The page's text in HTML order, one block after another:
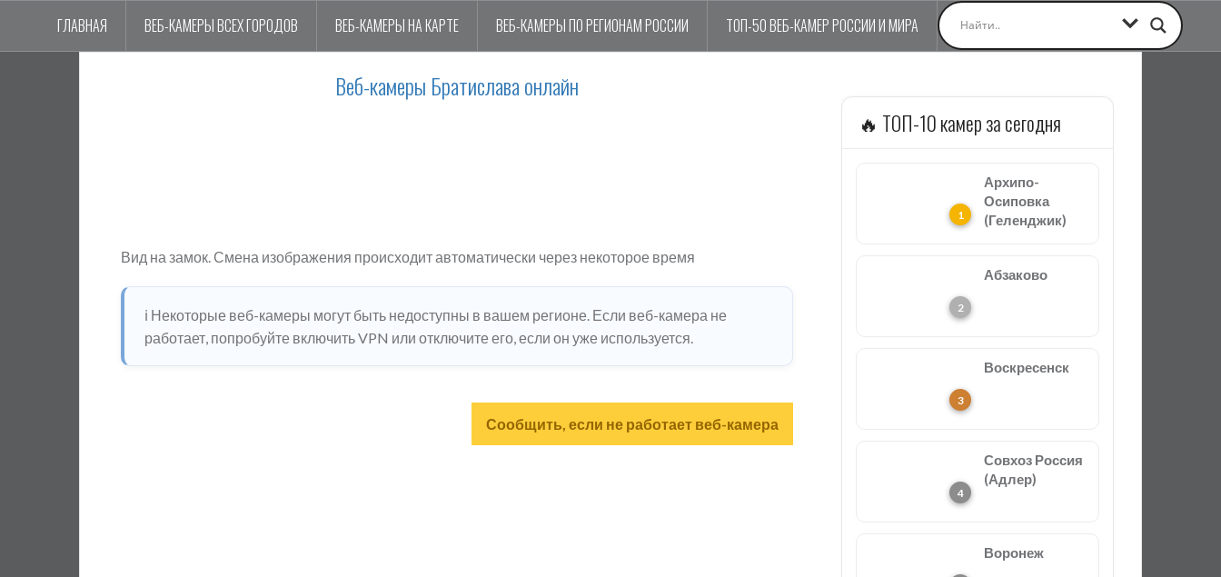
ГЛАВНАЯ ВЕБ-КАМЕРЫ ВСЕХ ГОРОДОВ ВЕБ-КАМЕРЫ НА КАРТЕ ВЕБ-КАМЕРЫ ПО РЕГИОНАМ РОССИИ ТОП-50 ВЕБ-КАМЕР РОССИИ И МИРА
Веб-камеры Братислава онлайн
Вид на замок. Смена изображения происходит автоматически через некоторое время
ℹ️ Некоторые веб-камеры могут быть недоступны в вашем регионе. Если веб-камера не
работает, попробуйте включить VPN или отключите его, если он уже используется.
Сообщить, если не работает веб-камера
🔥 ТОП-10 камер за сегодня
Архипо-
Осиповка
(Геленджик)
Абзаково
Воскресенск
Совхоз Россия
(Адлер)
Воронеж